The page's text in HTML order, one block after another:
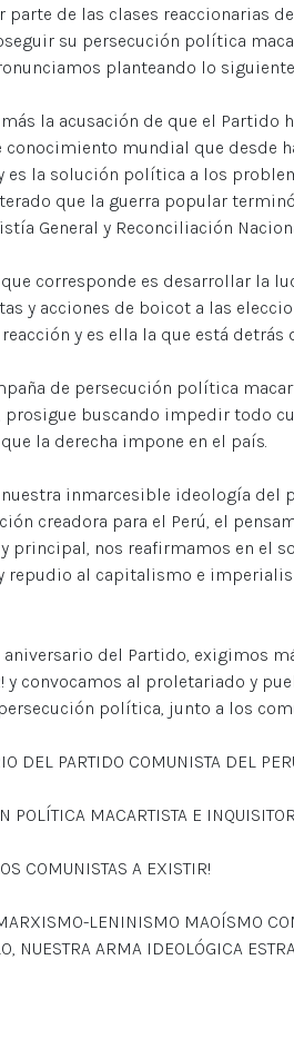
parte de las clases reaccionarias
su persecución política
planteando lo
más la acusación de que el Partido
conocimiento mundial que desde
es la solución política a los
que la guerra popular
General y Reconciliación
corresponde es desarrollar la
y acciones de boicot a las
reacción y es ella la que está
de persecución política
buscando impedir todo
la derecha impone en el país.
nuestra inmarcesible ideología
creadora para el Perú, el
principal, nos reafirmamos en el
repudio al capitalismo e
del Partido, exigimos más
y convocamos al proletariado y
política, junto a los
DEL PARTIDO COMUNISTA DEL
POLÍTICA MACARTISTA E
COMUNISTAS A EXISTIR!
LENINISMO MAOÍSMO
NUESTRA ARMA IDEOLÓGICA